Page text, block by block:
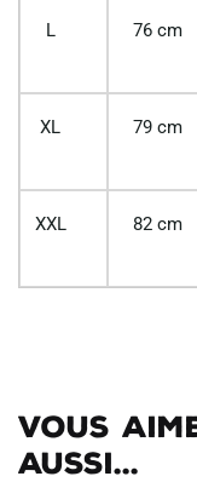
L 76 cm
XL 79 cm
XXL 82 cm
Vous
aussi...